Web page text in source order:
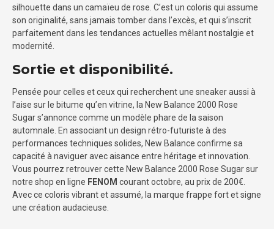
silhouette dans un camaïeu de rose. C’est un coloris qui assume
son originalité, sans jamais tomber dans l’excès, et qui s’inscrit
parfaitement dans les tendances actuelles mêlant nostalgie et
modernité.
Sortie et disponibilité.
Pensée pour celles et ceux qui recherchent une sneaker aussi à
l’aise sur le bitume qu’en vitrine, la New Balance 2000 Rose
Sugar s’annonce comme un modèle phare de la saison
automnale. En associant un design rétro-futuriste à des
performances techniques solides, New Balance confirme sa
capacité à naviguer avec aisance entre héritage et innovation.
Vous pourrez retrouver cette New Balance 2000 Rose Sugar sur
notre shop en ligne FENOM courant octobre, au prix de 200€.
Avec ce coloris vibrant et assumé, la marque frappe fort et signe
une création audacieuse.